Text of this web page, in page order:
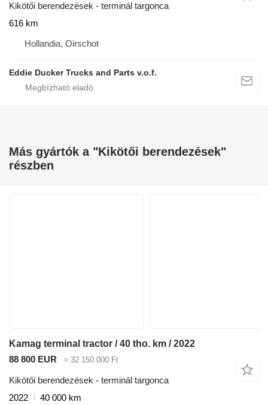
Kikötői berendezések - terminál targonca
616 km
Hollandia, Oirschot
Eddie Ducker Trucks and Parts v.o.f.
Más gyártók a "Kikötői berendezések"
részben
Kamag terminal tractor / 40 tho. km / 2022
88 800 EUR
≈ 32 150 000 Ft
Kikötői berendezések - terminál targonca
2022
40 000 km